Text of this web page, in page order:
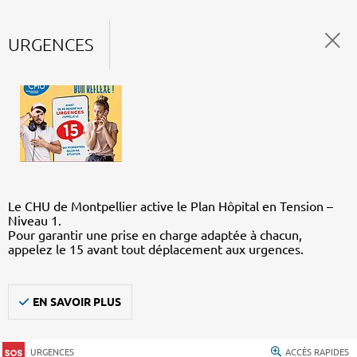
URGENCES
Le CHU de Montpellier active le Plan Hôpital en Tension –
Niveau 1.
Pour garantir une prise en charge adaptée à chacun,
appelez le 15 avant tout déplacement aux urgences.
EN SAVOIR PLUS
URGENCES ACCÈS RAPIDES